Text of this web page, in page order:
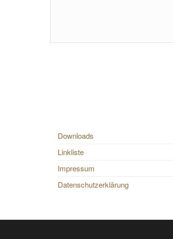
Downloads
Linkliste
Impressum
Datenschutzerklärung